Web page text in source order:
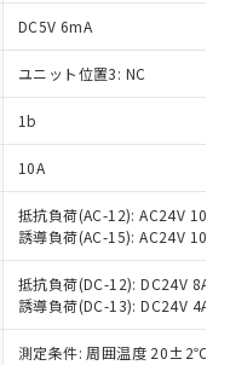
DC5V 6mA
ユニット位置3: NC
1b
10A
抵抗負荷(AC-12): AC24V 10A/
誘導負荷(AC-15): AC24V
抵抗負荷(DC-12): DC24V 8A/
誘導負荷(DC-13): DC24V 4A/
測定条件: 周囲温度 20±2℃、
（10物質）の
可能な商品で
10物質）の非含
る予定のある